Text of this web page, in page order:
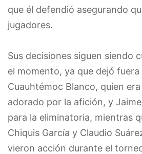
que él defendió asegurando
jugadores.
Sus decisiones siguen siendo
el momento, ya que dejó
Cuauhtémoc Blanco, quien
adorado por la afición, y
para la eliminatoria, mientras
Chiquis García y Claudio
vieron acción durante el